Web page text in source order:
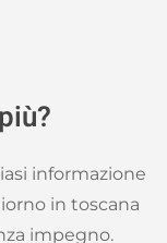
informazione
in toscana
impegno.